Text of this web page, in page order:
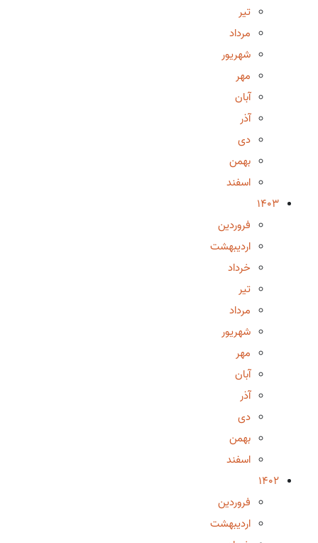
تیر
مرداد
شهریور
مهر
آبان
آذر
دی
بهمن
اسفند
1403
فروردین
اردیبهشت
خرداد
تیر
مرداد
شهریور
مهر
آبان
آذر
دی
بهمن
اسفند
1402
فروردین
اردیبهشت